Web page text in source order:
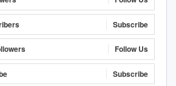
Subscribe
Follow Us
Subscribe